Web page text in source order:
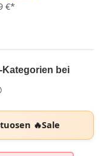
5 Sternen
€*
Kategorien bei
🔥Sale